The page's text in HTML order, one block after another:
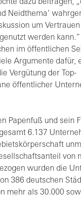
dazu beitragen,
Neidthema‘
um
werden
im öffentlichen
Argumente dafür,
Vergütung der Top-
öffentlicher
Papenfuß und sein
6.137
von
wurden die
386 deutschen
mehr als 30.000